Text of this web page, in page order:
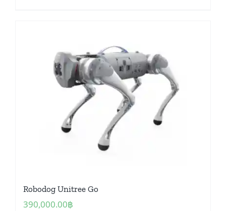
Robodog Unitree Go
390,000.00฿